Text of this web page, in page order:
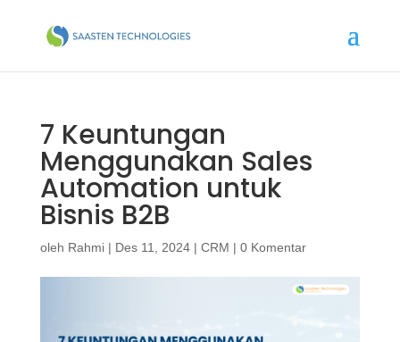
7 Keuntungan
Menggunakan Sales
Automation untuk
Bisnis B2B
oleh Rahmi| Des 11, 2024| CRM | 0 Komentar